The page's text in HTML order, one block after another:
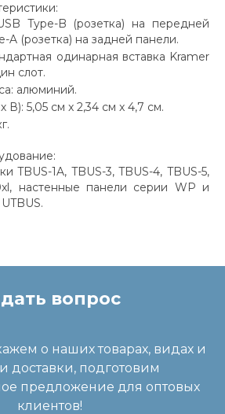
Type-B (розетка) на передней
A (розетка) на задней панели.
одинарная вставка Kramer
слот.
алюминий.
В): 5,05 см x 2,34 см x 4,7 см.
TBUS-1A, TBUS-3, TBUS-4, TBUS-5,
настенные панели серии WP и
вопрос
о наших товарах, видах и
доставки, подготовим
предложение для оптовых
клиентов!